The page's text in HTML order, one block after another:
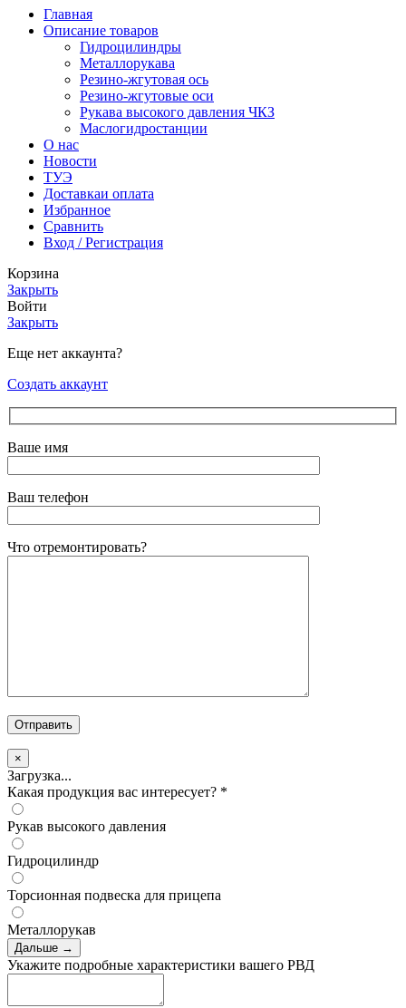
Главная
Описание товаров
Гидроцилиндры
Металлорукава
Резино-жгутовая ось
Резино-жгутовые оси
Рукава высокого давления ЧКЗ
Маслогидростанции
О нас
Новости
ТУЭ
Доставкаи оплата
Избранное
Сравнить
Вход / Регистрация
Корзина
Закрыть
Войти
Закрыть
Еще нет аккаунта?
Создать аккаунт
Ваше имя
Ваш телефон
Что отремонтировать?
×
Загрузка...
Какая продукция вас интересует? *
Рукав высокого давления
Гидроцилиндр
Торсионная подвеска для прицепа
Металлорукав
Дальше →
Укажите подробные характеристики вашего РВД